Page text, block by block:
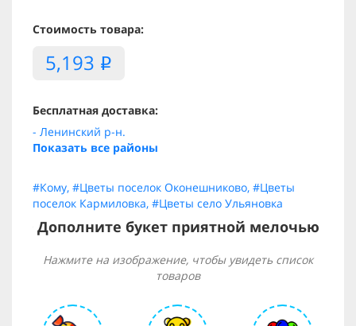
Стоимость товара:
5,193 i
Бесплатная доставка:
- Ленинский р-н.
Показать все районы
#Кому, #Цветы поселок Оконешниково, #Цветы
поселок Кармиловка, #Цветы село Ульяновка
Дополните букет приятной мелочью
Нажмите на изображение, чтобы увидеть список
товаров